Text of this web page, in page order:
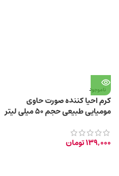
ناموجود
کرم احیا کننده صورت حاوی
مومیایی طبیعی حجم ۵۰ میلی لیتر
139,000تومان